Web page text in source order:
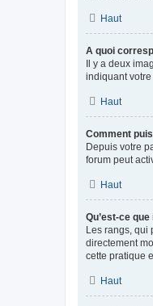
Haut
A quoi
Il y a deux
indiquant
Haut
Comment
Depuis votre
forum peut
Haut
Qu’est-ce
Les rangs, qui
directement
cette pratique
Haut